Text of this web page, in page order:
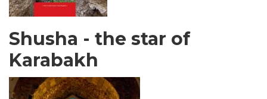
Shusha - the star of
Karabakh